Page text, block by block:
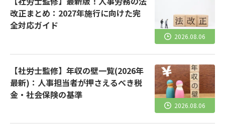
改正まとめ：2027年施行に向けた完
全対応ガイド
2026.08.06
【社労士監修】年収の壁一覧(2026年
最新)：人事担当者が押さえるべき税
金・社会保険の基準
2026.08.06